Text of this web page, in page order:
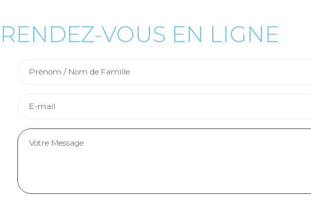
RENDEZ-VOUS EN LIGNE